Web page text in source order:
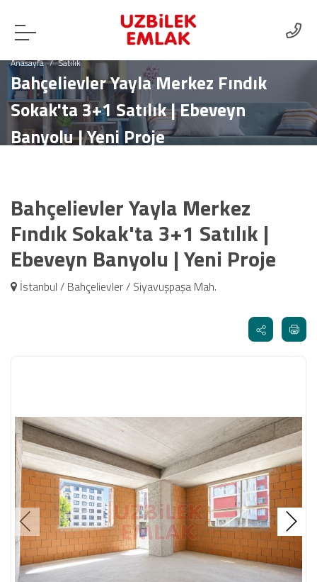
Anasayfa Satılık
Bahçelievler Yayla Merkez Fındık
Sokak'ta 3+1 Satılık | Ebeveyn
Banyolu | Yeni Proje
Bahçelievler Yayla Merkez
Fındık Sokak'ta 3+1 Satılık |
Ebeveyn Banyolu | Yeni Proje
İstanbul / Bahçelievler / Siyavuşpaşa Mah.